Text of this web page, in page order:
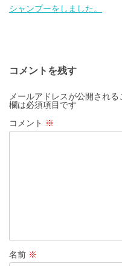
稿
ー
シ
ョ
ン
シャンプーをしました。
コメントを残す
メールアドレスが公開される
欄は必須項目です
コメント ※
名前 ※